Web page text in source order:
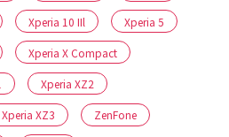
Xperia 10 IIl Xperia 5
Xperia X Compact
Xperia XZ2
Xperia XZ3 ZenFone